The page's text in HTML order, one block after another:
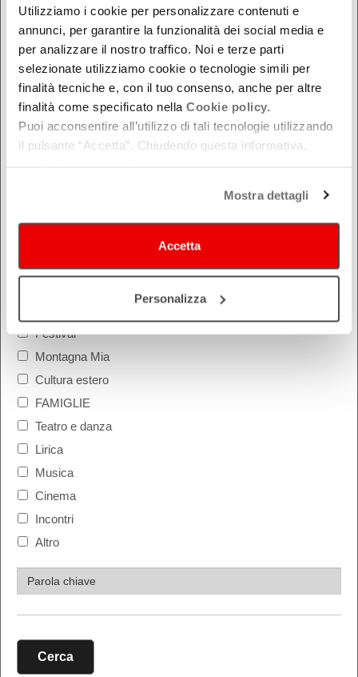
Utilizziamo i cookie per personalizzare contenuti e
annunci, per garantire la funzionalità dei social media e
per analizzare il nostro traffico. Noi e terze parti
selezionate utilizziamo cookie o tecnologie simili per
finalità tecniche e, con il tuo consenso, anche per altre
finalità come specificato nella Cookie policy.
Puoi acconsentire all’utilizzo di tali tecnologie utilizzando
il pulsante “Accetta”. Chiudendo questa informativa,
Mostra dettagli
Accetta
Personalizza
Forlì-Cesena
Modena
Parma
Piacenza
Ravenna
Reggio Emilia
Festival
Montagna Mia
Cultura estero
FAMIGLIE
Teatro e danza
Lirica
Musica
Cinema
Incontri
Altro
Cerca